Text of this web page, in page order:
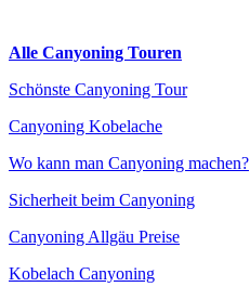
Alle Canyoning Touren
Schönste Canyoning Tour
Canyoning Kobelache
Wo kann man Canyoning machen?
Sicherheit beim Canyoning
Canyoning Allgäu Preise
Kobelach Canyoning